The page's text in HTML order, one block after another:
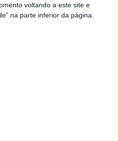
voltando a este site e
na parte inferior da página.